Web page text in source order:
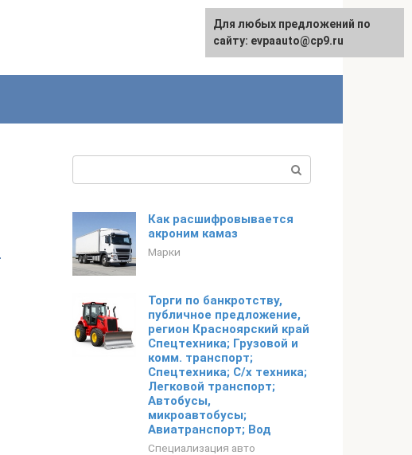
English
Как расшифровывается
акроним камаз
Марки
Торги по банкротству,
публичное предложение,
регион Красноярский край
Спецтехника; Грузовой и
комм. транспорт;
Спецтехника; С/х техника;
Легковой транспорт;
Автобусы,
микроавтобусы;
Авиатранспорт; Вод
Специализация авто
Для любых предложений по
сайту: evpaauto@cp9.ru